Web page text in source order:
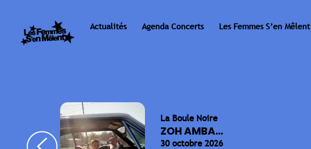
Actualités Agenda Concerts Les Femmes S’en Mêlent
La Boule Noire
ZOH AMBA...
30 octobre 2026